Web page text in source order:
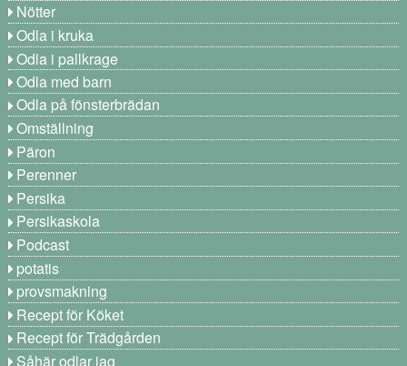
Nötter
Odla i kruka
Odla i pallkrage
Odla med barn
Odla på fönsterbrädan
Omställning
Päron
Perenner
Persika
Persikaskola
Podcast
potatis
provsmakning
Recept för Köket
Recept för Trädgården
Såhär odlar jag